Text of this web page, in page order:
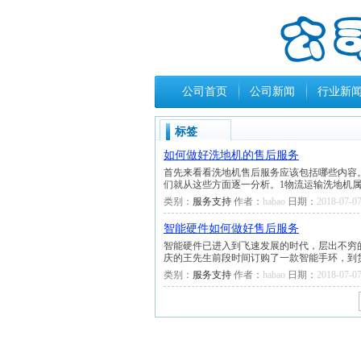
公司首页 公司新闻 行业新
标签
如何做好洗地机的售后服务
首先来看看洗地机售后服务应该包括哪些内
们就从这些方面逐一分析。1物流运输洗地机
类别： 服务支持 作者： habao 日期： 2018-07-
智能硬件如何做好售后服务
智能硬件已进入到飞速发展的时代，层出不
庆的王先生前段时间订购了一款智能手环，
类别： 服务支持 作者： habao 日期： 2018-07-